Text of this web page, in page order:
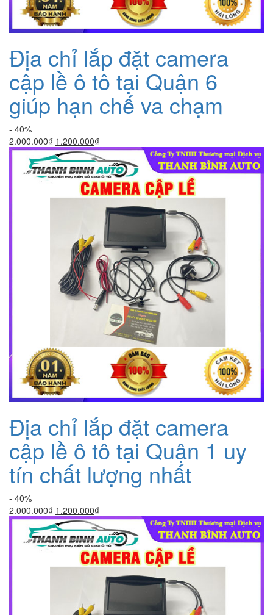
Địa chỉ lắp đặt camera
cập lề ô tô tại Quận 6
giúp hạn chế va chạm
- 40%
2.000.000₫ Giá
gốc
là:
2.000.000₫.
1.200.000₫Giá
hiện
tại
là:
1.200.000₫.
Địa chỉ lắp đặt camera
cập lề ô tô tại Quận 1 uy
tín chất lượng nhất
- 40%
2.000.000₫ Giá
gốc
là:
2.000.000₫.
1.200.000₫Giá
hiện
tại
là:
1.200.000₫.